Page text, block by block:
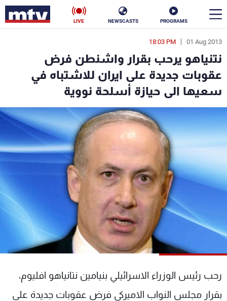
PROGRAMS
NEWSCASTS
LIVE
01 Aug 2013
18:03 PM
نتنياهو يرحب بقرار واشنطن فرض
عقوبات جديدة على ايران للاشتباه في
سعيها الى حيازة أسلحة نووية
رحب رئيس الوزراء الاسرائيلي بنيامين نتانياهو افليوم،
بقرار مجلس النواب الاميركي فرض عقوبات جديدة على
en
الأخبار
سياسة ناس
فن
منوعات رياضة
كأس العالم
جدول البرامج
شاهد البرامج
الترددات
الإنـتـاج
وظائف
تواصل معنا